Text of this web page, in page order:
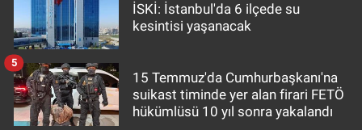
İSKİ: İstanbul'da 6 ilçede su
kesintisi yaşanacak
15 Temmuz'da Cumhurbaşkanı'na
suikast timinde yer alan firari FETÖ
hükümlüsü 10 yıl sonra yakalandı
5